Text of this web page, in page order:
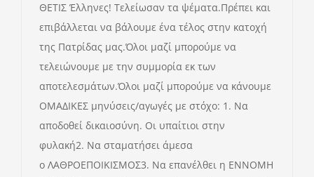
ΔΩΡΕΕΣ
ΕΠΙΚΟΙΝΩΝΙΑ
Αναζήτηση
για:
ΘΕΤΙΣ Έλληνες! Τελείωσαν τα ψέματα.Πρέπει και
επιβάλλεται να βάλουμε ένα τέλος στην κατοχή
της Πατρίδας μας.Όλοι μαζί μπορούμε να
τελειώνουμε με την συμμορία εκ των
αποτελεσμάτων.Όλοι μαζί μπορούμε να κάνουμε
ΟΜΑΔΙΚΕΣ μηνύσεις/αγωγές με στόχο: 1. Να
αποδοθεί δικαιοσύνη. Οι υπαίτιοι στην
φυλακή2. Να σταματήσει άμεσα
ο ΛΑΘΡΟΕΠΟΙΚΙΣΜΟΣ3. Να επανέλθει η ΕΝΝΟΜΗ